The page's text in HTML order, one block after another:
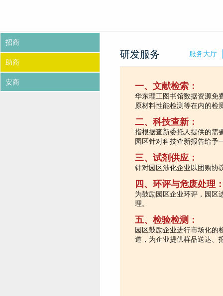
招商
助商
安商
研发服务 服务大厅
一、文献检索：
华东理工图书馆数据资源免
原材料性能检测等在内的检
二、科技查新：
指根据查新委托人提供的需
园区针对科技查新报告给予
三、试剂供应：
针对园区涉化企业以团购协
四、环评与危废处理
为鼓励园区企业环评，园区
理。
五、检验检测：
园区鼓励企业进行市场化的
道，为企业提供样品送达、